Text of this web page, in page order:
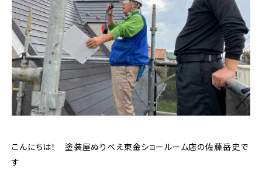
こんにちは！ 塗装屋ぬりべえ東金ショールーム店の佐藤岳史で
す